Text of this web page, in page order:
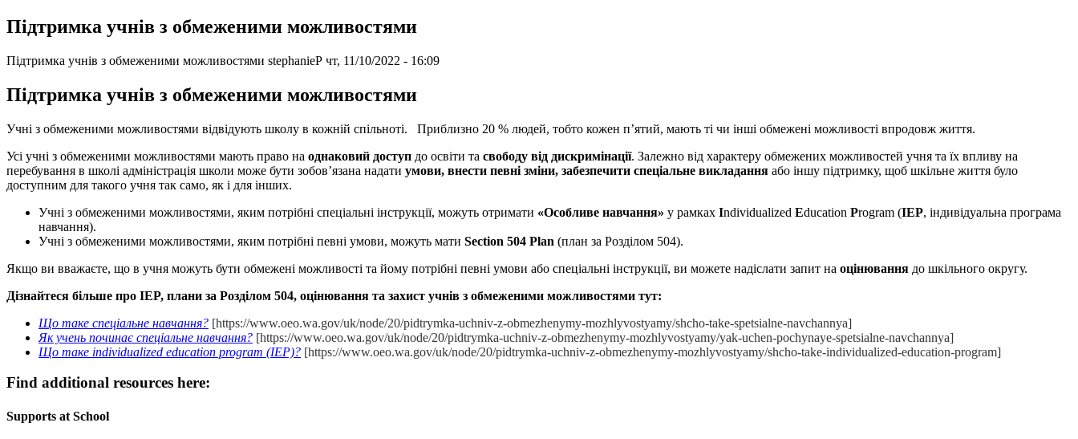
Підтримка учнів з обмеженими можливостями
Підтримка учнів з обмеженими можливостями stephanieP чт, 11/10/2022 - 16:09
Підтримка учнів з обмеженими можливостями
Учні з обмеженими можливостями відвідують школу в кожній спільноті. Приблизно 20 % людей, тобто кожен п’ятий, мають ті чи інші обмежені можливості впродовж життя.
Усі учні з обмеженими можливостями мають право на однаковий доступ до освіти та свободу від дискримінації. Залежно від характеру обмежених можливостей учня та їх впливу на
перебування в школі адміністрація школи може бути зобов’язана надати умови, внести певні зміни, забезпечити спеціальне викладання або іншу підтримку, щоб шкільне життя було
доступним для такого учня так само, як і для інших.
Учні з обмеженими можливостями, яким потрібні спеціальні інструкції, можуть отримати «Особливе навчання» у рамках Individualized Education Program (IEP, індивідуальна програма
навчання).
Учні з обмеженими можливостями, яким потрібні певні умови, можуть мати Section 504 Plan (план за Розділом 504).
Якщо ви вважаєте, що в учня можуть бути обмежені можливості та йому потрібні певні умови або спеціальні інструкції, ви можете надіслати запит на оцінювання до шкільного округу.
Дізнайтеся більше про IEP, плани за Розділом 504, оцінювання та захист учнів з обмеженими можливостями тут:
Що таке спеціальне навчання? [https://www.oeo.wa.gov/uk/node/20/pidtrymka-uchniv-z-obmezhenymy-mozhlyvostyamy/shcho-take-spetsialne-navchannya]
Як учень починає спеціальне навчання? [https://www.oeo.wa.gov/uk/node/20/pidtrymka-uchniv-z-obmezhenymy-mozhlyvostyamy/yak-uchen-pochynaye-spetsialne-navchannya]
Що таке individualized education program (IEP)? [https://www.oeo.wa.gov/uk/node/20/pidtrymka-uchniv-z-obmezhenymy-mozhlyvostyamy/shcho-take-individualized-education-program]
Find additional resources here:
Supports at School